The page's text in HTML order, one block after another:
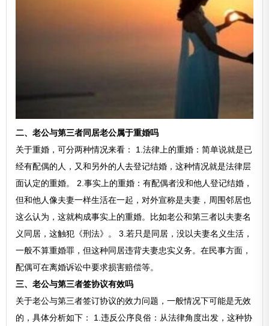
二、老公与第三者同居老公属于重婚吗
关于重婚，可分两种情况来看： 1.法律上的重婚：简单说就是已
经有配偶的人，又和另外的人去登记结婚，这种情况就是法律层
面认定的重婚。 2.事实上的重婚：有配偶者没和他人登记结婚，
但和他人像夫妻一样生活在一起，对外宣称是夫妻，周围邻居也
这么认为，这就构成事实上的重婚。比如老公和第三者以夫妻名
义同居，这触犯《刑法》。 3.若只是同居，没以夫妻名义生活，
一般不算重婚罪，但这种同居违背夫妻忠实义务。在民事方面，
配偶可在离婚诉讼中要求损害赔偿等。
三、老公与第三者签协议有效吗
关于老公与第三者签订协议的效力问题，一般情况下可能是无效
的，具体分析如下： 1.违反公序良俗：从法律角度出发，这种协